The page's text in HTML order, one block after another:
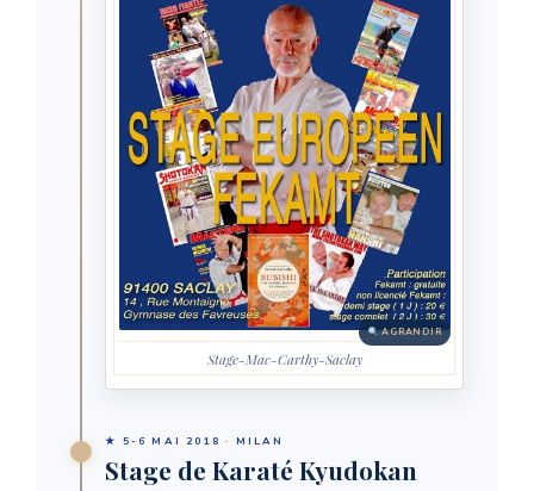
AGRANDIR
Stage-Mac-Carthy-Saclay
★ 5-6 MAI 2018 · MILAN
Stage de Karaté Kyudokan